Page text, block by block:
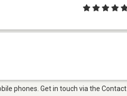
phones. Get in touch via the Contact